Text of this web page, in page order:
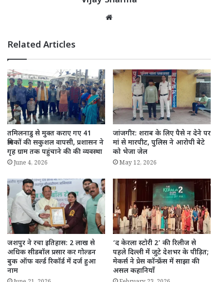
Related Articles
तमिलनाडु से मुक्त कराए गए 41
श्रमिकों की सकुशल वापसी, प्रशासन ने
गृह ग्राम तक पहुंचाने की की व्यवस्था
June 4, 2026
जांजगीर: शराब के लिए पैसे न देने पर
मां से मारपीट, पुलिस ने आरोपी बेटे
को भेजा जेल
May 12, 2026
जशपुर ने रचा इतिहास: 2 लाख से
अधिक सीडबॉल प्रसार कर गोल्डन
बुक ऑफ वर्ल्ड रिकॉर्ड में दर्ज हुआ
नाम
‘द केरला स्टोरी 2’ की रिलीज से
पहले दिल्ली में जुटे देशभर के पीड़ित;
मेकर्स ने प्रेस कॉन्फ्रेंस में साझा की
असल कहानियाँ